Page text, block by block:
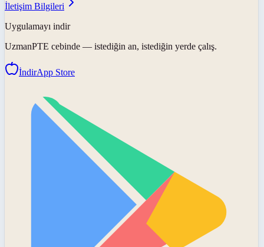
İletişim Bilgileri
Uygulamayı indir
UzmanPTE cebinde — istediğin an, istediğin yerde çalış.
İndirApp Store